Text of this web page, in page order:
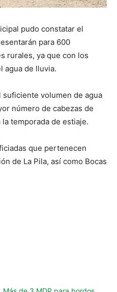
pudo constatar el
para 600
rurales, ya que con los
agua de lluvia.
suficiente volumen de agua
número de cabezas de
temporada de estiaje.
que pertenecen
de La Pila, así como Bocas